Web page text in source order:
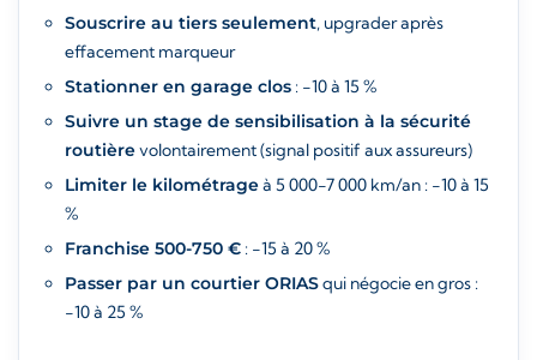
Souscrire au tiers seulement, upgrader après
effacement marqueur
Stationner en garage clos : -10 à 15 %
Suivre un stage de sensibilisation à la sécurité
routièrevolontairement (signal positif aux assureurs)
Limiter le kilométrageà 5 000-7 000 km/an : -10 à 15
%
Franchise 500-750 € : -15 à 20 %
Passer par un courtier ORIASqui négocie en gros :
-10 à 25 %